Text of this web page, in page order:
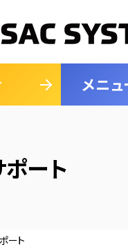
メニュ
閉じる
ート
ート